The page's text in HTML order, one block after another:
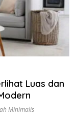
Luas dan
Minimalis